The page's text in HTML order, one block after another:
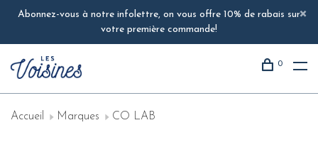
Abonnez-vous à notre infolettre, on vous offre 10% de rabais sur
votre première commande!
0
Accueil Marques CO LAB